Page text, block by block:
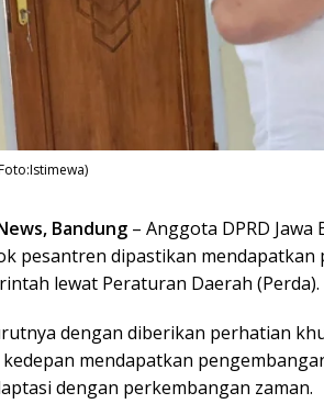
Bandung – Anggota DPRD
pesantren dipastikan mendapatkan
lewat Peraturan Daerah (Perda).
dengan diberikan perhatian
mendapatkan
dengan perkembangan zaman.